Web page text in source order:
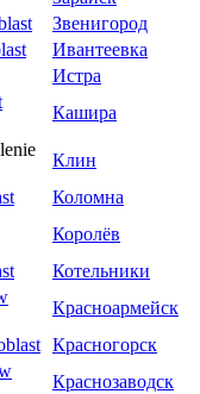
Звенигород
Ивантеевка
Истра
Кашира
Клин
Коломна
Королёв
Котельники
Красноармейск
Красногорск
Краснозаводск